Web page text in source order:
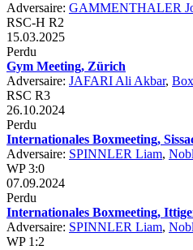
Adversaire: GAMMENTHALER
RSC-H R2
15.03.2025
Perdu
Gym Meeting, Zürich
Adversaire: JAFARI Ali Akbar,
RSC R3
26.10.2024
Perdu
Internationales Boxmeeting,
Adversaire: SPINNLER Liam,
WP 3:0
07.09.2024
Perdu
Internationales Boxmeeting,
Adversaire: SPINNLER Liam,
WP 1:2